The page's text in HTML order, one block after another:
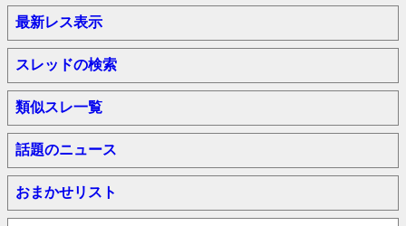
最新レス表示
スレッドの検索
類似スレ一覧
話題のニュース
おまかせリスト